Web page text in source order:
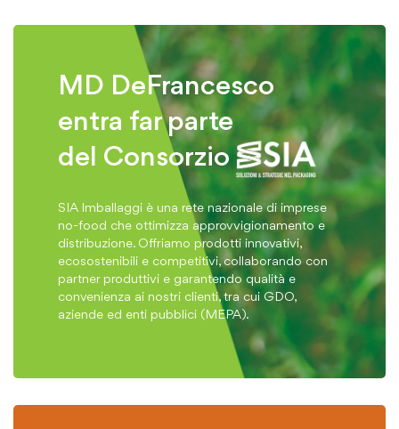
MD DeFrancesco
entra far parte
del Consorzio
SIA Imballaggi è una rete nazionale di imprese
no-food che ottimizza approvvigionamento e
distribuzione. Offriamo prodotti innovativi,
ecosostenibili e competitivi, collaborando con
partner produttivi e garantendo qualità e
convenienza ai nostri clienti, tra cui GDO,
aziende ed enti pubblici (MEPA).